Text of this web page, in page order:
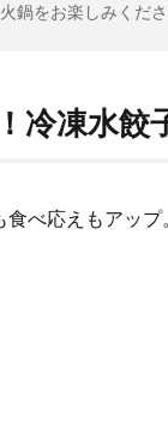
鍋をお楽しみくだ
冷凍水餃
べ応えもアッ